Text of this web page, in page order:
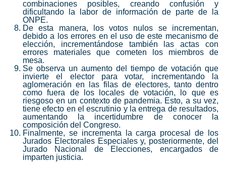
combinaciones posibles, creando confusión y
dificultando la labor de información de parte de la
ONPE.
De esta manera, los votos nulos se incrementan,
debido a los errores en el uso de este mecanismo de
elección, incrementándose también las actas con
errores materiales que cometen los miembros de
mesa.
Se observa un aumento del tiempo de votación que
invierte el elector para votar, incrementando la
aglomeración en las filas de electores, tanto dentro
como fuera de los locales de votación, lo que es
riesgoso en un contexto de pandemia. Esto, a su vez,
tiene efecto en el escrutinio y la entrega de resultados,
aumentando la incertidumbre de conocer la
composición del Congreso.
Finalmente, se incrementa la carga procesal de los
Jurados Electorales Especiales y, posteriormente, del
Jurado Nacional de Elecciones, encargados de
imparten justicia.